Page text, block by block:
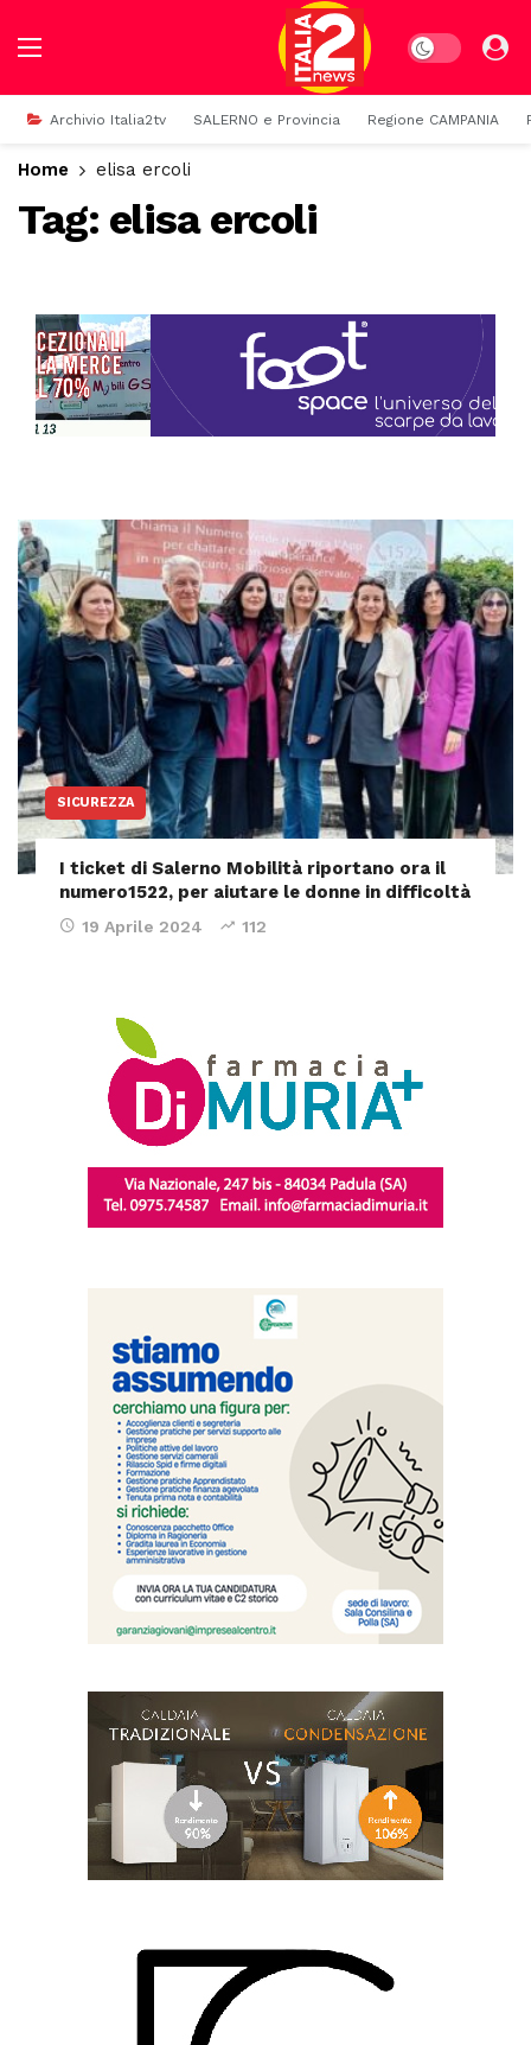
Dark mode
Archivio Italia2tv SALERNO e Provincia Regione CAMPANIA
Home elisa ercoli
Tag: elisa ercoli
SICUREZZA
I ticket di Salerno Mobilità riportano ora il
numero1522, per aiutare le donne in difficoltà
19 Aprile 2024 112